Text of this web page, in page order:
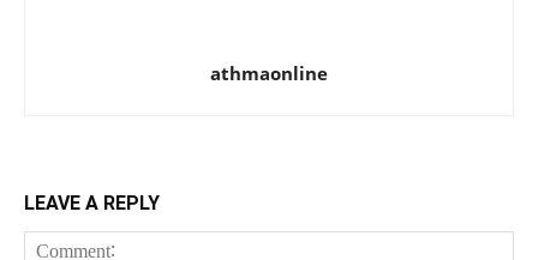
athmaonline
LEAVE A REPLY